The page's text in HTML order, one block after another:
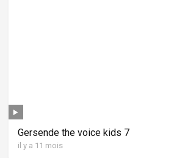
Gersende the voice kids 7
il y a 11 mois